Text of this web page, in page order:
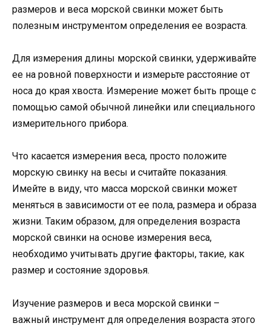
размеров и веса морской свинки может быть
полезным инструментом определения ее возраста.
Для измерения длины морской свинки, удерживайте
ее на ровной поверхности и измерьте расстояние от
носа до края хвоста. Измерение может быть проще с
помощью самой обычной линейки или специального
измерительного прибора.
Что касается измерения веса, просто положите
морскую свинку на весы и считайте показания.
Имейте в виду, что масса морской свинки может
меняться в зависимости от ее пола, размера и образа
жизни. Таким образом, для определения возраста
морской свинки на основе измерения веса,
необходимо учитывать другие факторы, такие, как
размер и состояние здоровья.
Изучение размеров и веса морской свинки –
важный инструмент для определения возраста этого